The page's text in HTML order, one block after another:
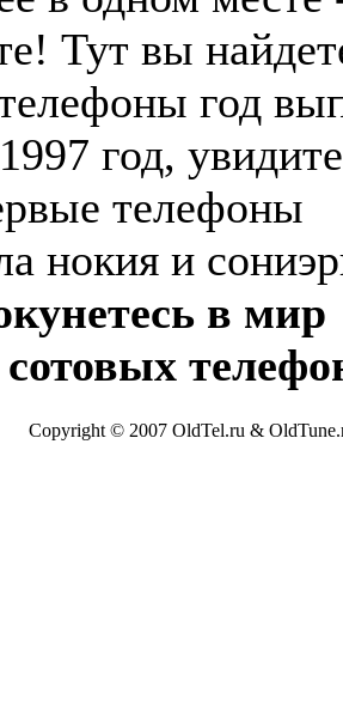
Тут вы
год
год,
телефоны
нокия и
в мир
Copyright © 2007 OldTel.ru &